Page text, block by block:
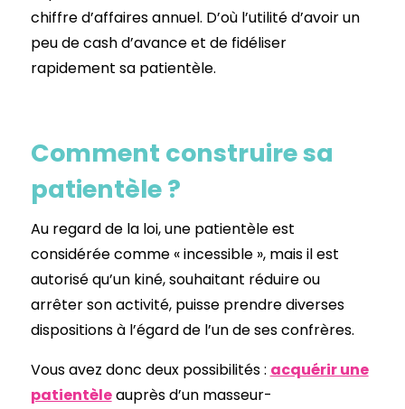
chiffre d’affaires annuel. D’où l’utilité d’avoir un
peu de cash d’avance et de fidéliser
rapidement sa patientèle.
Comment construire sa
patientèle ?
Au regard de la loi, une patientèle est
considérée comme « incessible », mais il est
autorisé qu’un kiné, souhaitant réduire ou
arrêter son activité, puisse prendre diverses
dispositions à l’égard de l’un de ses confrères.
Vous avez donc deux possibilités : acquérir une
patientèleauprès d’un masseur-